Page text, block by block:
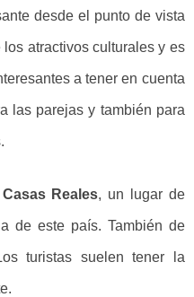
desde el punto de vista
atractivos culturales y es
a tener en cuenta
las parejas y también para
Casas Reales, un lugar de
de este país. También de
turistas suelen tener la